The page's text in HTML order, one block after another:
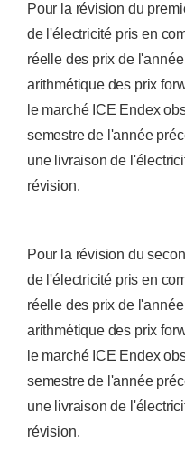
Pour la révision du
de l'électricité pris en
réelle des prix de
arithmétique des prix
le marché ICE Endex
semestre de l'année
une livraison de
révision.
Pour la révision du
de l'électricité pris en
réelle des prix de
arithmétique des prix
le marché ICE Endex
semestre de l'année
une livraison de
révision.